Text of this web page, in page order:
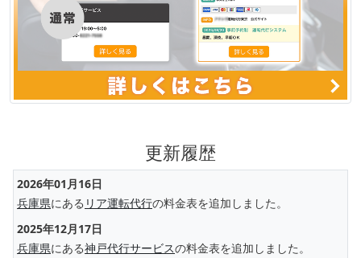
更新履歴
2026年01月16日
兵庫県にある リア運転代行の料金表を追加しました。
2025年12月17日
兵庫県にある神戸代行サービスの料金表を追加しました。